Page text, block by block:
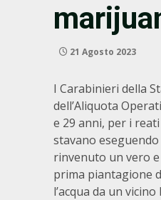
21 Agosto 2023
I Carabinieri della
dell’Aliquota
e 29 anni, per i
stavano
rinvenuto un vero
prima piantagione
l’acqua da un